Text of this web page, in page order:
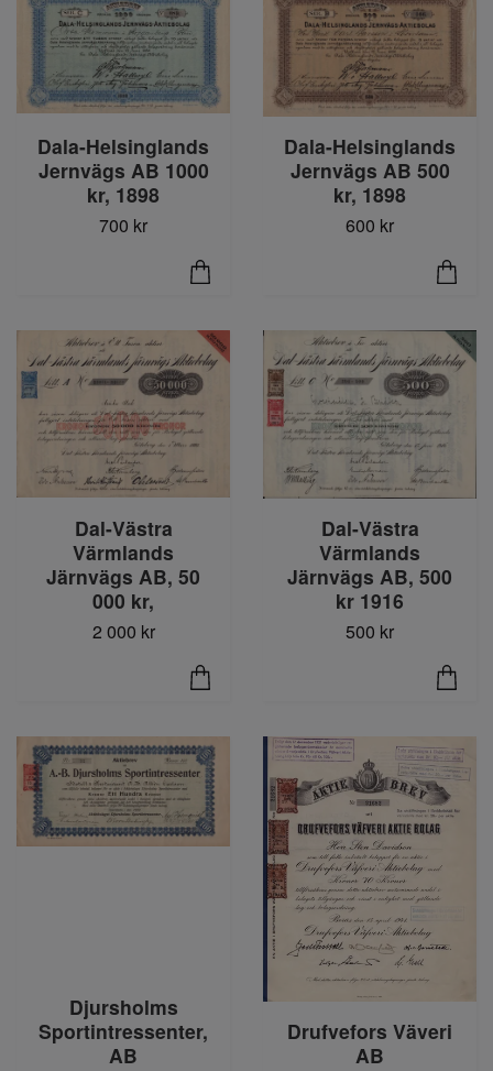
Dala-Helsinglands
Jernvägs AB 1000
kr, 1898
700 kr
Dala-Helsinglands
Jernvägs AB 500
kr, 1898
600 kr
Dal-Västra
Värmlands
Järnvägs AB, 50
000 kr,
2 000 kr
Dal-Västra
Värmlands
Järnvägs AB, 500
kr 1916
500 kr
Djursholms
Sportintressenter,
AB
Drufvefors Väveri
AB